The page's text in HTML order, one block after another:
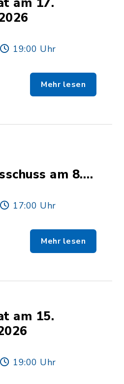
19:00 Uhr
Mehr lesen
am 8.
17:00 Uhr
Mehr lesen
am 15.
19:00 Uhr